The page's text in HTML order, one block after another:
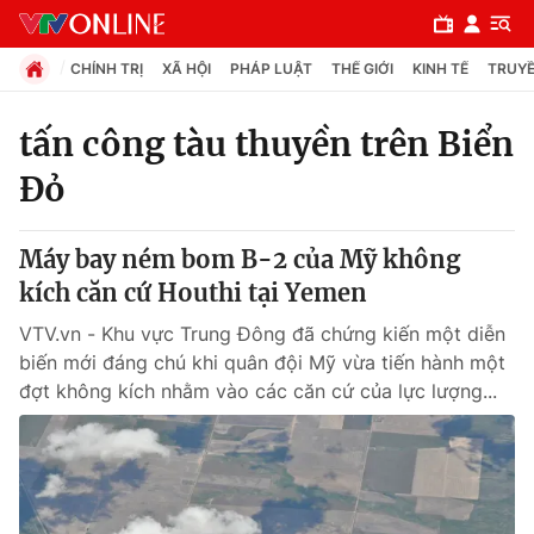
Chuyên mục
Chính trị
Xã hội
Pháp luật
Y tế
Thế giới
CHÍNH TRỊ XÃ HỘI PHÁP LUẬT THẾ GIỚI KINH TẾ
tấn công tàu thuyền trên Biển
Đỏ
Máy bay ném bom B-2 của Mỹ không
kích căn cứ Houthi tại Yemen
VTV.vn - Khu vực Trung Đông đã chứng kiến một diễn
biến mới đáng chú khi quân đội Mỹ vừa tiến hành một
đợt không kích nhằm vào các căn cứ của lực lượng...